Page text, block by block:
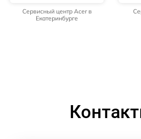
Сервисный центр Acer в
Екатеринбурге